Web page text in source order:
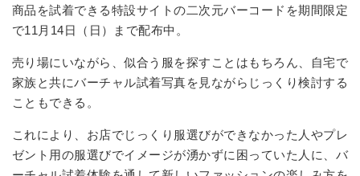
商品を試着できる特設サイトの二次元バーコードを期間限定
で11月14日（日）まで配布中。
売り場にいながら、似合う服を探すことはもちろん、自宅で
家族と共にバーチャル試着写真を見ながらじっくり検討する
こともできる。
これにより、お店でじっくり服選びができなかった人やプレ
ゼント用の服選びでイメージが湧かずに困っていた人に、バ